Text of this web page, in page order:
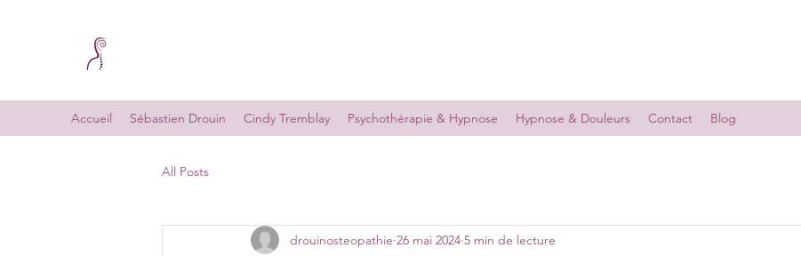
Accueil Sébastien Drouin Cindy Tremblay Psychothérapie & Hypnose Hypnose & Douleurs Contact Blog
All Posts
drouinosteopathie 26 mai 2024 5 min de lecture